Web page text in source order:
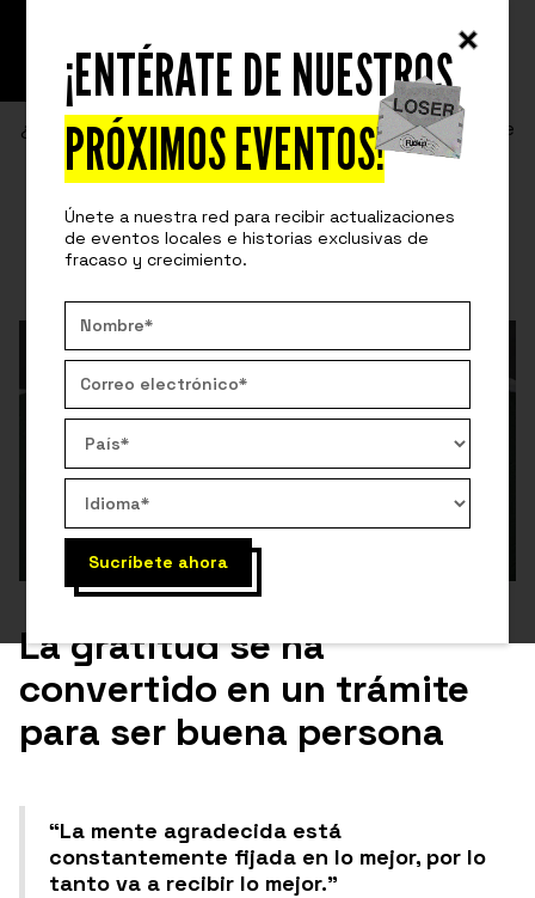
¡ENTÉRATE DE NUESTROS
PRÓXIMOS EVENTOS!
Únete a nuestra red para recibir actualizaciones
de eventos locales e historias exclusivas de
fracaso y crecimiento.
¿ERES REALMENTE AGRADECIDO?
¿Dar las gracias y ser agradecido es lo mismo? Conoce
la diferencia y cómo ejercitar el super poder de estar
realmente agradecido.
By: fuckupnights
October 28, 2020
La gratitud se ha
convertido en un trámite
para ser buena persona
“La mente agradecida está
constantemente fijada en lo mejor, por lo
tanto va a recibir lo mejor."